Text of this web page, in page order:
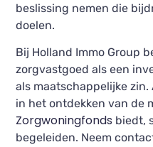
beslissing nemen die
doelen.
Bij Holland Immo Group
zorgvastgoed als een
als maatschappelijke
in het ontdekken van de
Zorgwoningfonds biedt,
begeleiden. Neem